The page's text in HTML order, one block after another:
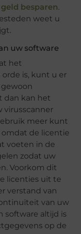
besparen.
weet u
uw software
het
is, kunt u er
dan kan het
virusscanner
meer kunt
de licentie
voeten in de
zodat uw
Voorkom dit
licenties uit te
verstand van
van uw
software altijd is
op de